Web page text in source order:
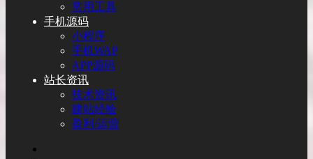
常用工具
手机源码
小程序
手机WAP
APP源码
站长资讯
技术资讯
建站经验
盈利/运营